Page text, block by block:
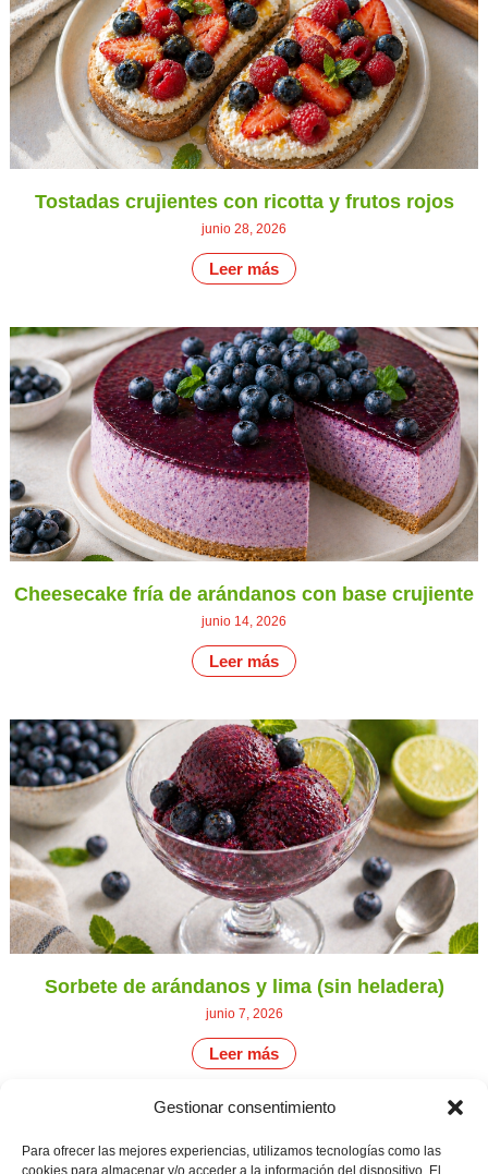
Gestionar consentimiento
Para ofrecer las mejores experiencias, utilizamos tecnologías como las
cookies para almacenar y/o acceder a la información del dispositivo. El
Tostadas crujientes con ricotta y frutos rojos
junio 28, 2026
Leer más
Cheesecake fría de arándanos con base crujiente
junio 14, 2026
Leer más
Sorbete de arándanos y lima (sin heladera)
junio 7, 2026
Leer más
Productores
Camino de
Montemayor s/n
Aviso legal